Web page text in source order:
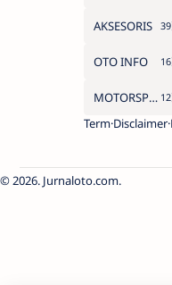
AKSESORIS
OTO INFO
MOTORSPORT
Term Disclaimer
2026. Jurnaloto.com.